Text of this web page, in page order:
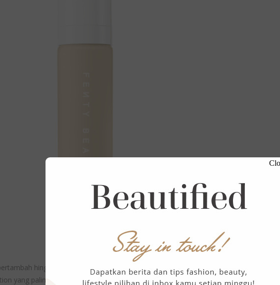
hingga 50 ,Pro Filt’r Soft Matte Longwear Foundation
yang paling bisa disesuaikan dengan warna kulit. Foundation ini adalah